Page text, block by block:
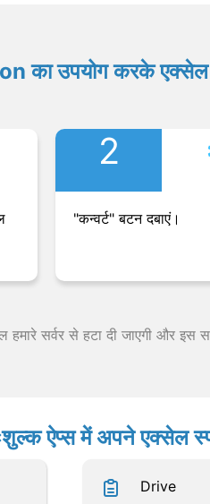
का उपयोग करके एक्सेल
2
"कन्वर्ट" बटन दबाएं।
सर्वर से हटा दी जाएगी और
ऐप्स में अपने एक्सेल
Drive